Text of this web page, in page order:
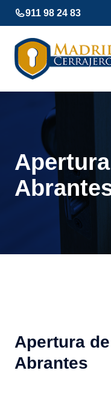
Saltar
al
contenido
911 98 24 83
Apertura
Abrantes